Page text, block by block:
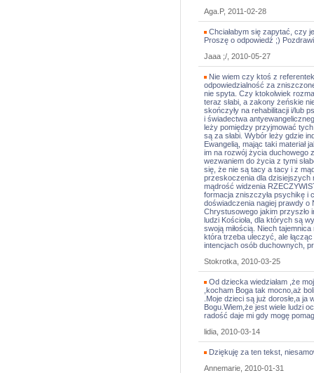
Aga.P, 2011-02-28
Chciałabym się zapytać, czy
Proszę o odpowiedź ;)
Jaaa ;/, 2010-05-27
Nie wiem czy ktoś z
odpowiedzialność za
nie spyta. Czy ktokolwiek
teraz słabi, a zakony żeńskie
skończyły na rehabilitacji i/lub
i świadectwa
leży pomiędzy przyjmować
są za słabi. Wybór leży gdzie
Ewangelią, mając taki materiał
im na rozwój życia duchowego
wezwaniem do życia z tymi
się, że nie są tacy a tacy i z
przeskoczenia dla dzisiejszych
mądrość widzenia
formacja zniszczyła psychikę i
doświadczenia nagiej prawdy o
Chrystusowego jakim przyszło
ludzi Kościoła, dla których są
swoją miłością. Niech
która trzeba uleczyć, ale
intencjach osób duchownych,
Stokrotka, 2010-03-25
Od dziecka wiedziałam ,że
,kocham Boga tak mocno,aż
.Moje dzieci są już dorosłe,a
Bogu.Wiem,że jest wiele ludzi
radość daje mi gdy mogę
lidia, 2010-03-14
Dziękuję za ten tekst,
Annemarie, 2010-01-31